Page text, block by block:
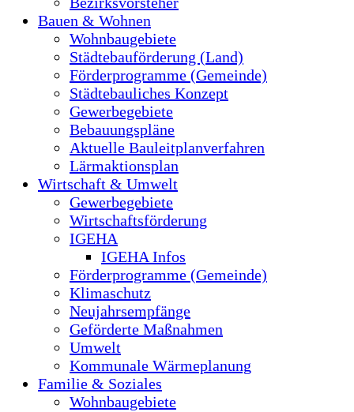
Bauen & Wohnen
Wohnbaugebiete
Städtebauförderung (Land)
Förderprogramme (Gemeinde)
Städtebauliches Konzept
Gewerbegebiete
Bebauungspläne
Aktuelle Bauleitplanverfahren
Lärmaktionsplan
Wirtschaft & Umwelt
Gewerbegebiete
Wirtschaftsförderung
IGEHA
IGEHA Infos
Förderprogramme (Gemeinde)
Klimaschutz
Neujahrsempfänge
Geförderte Maßnahmen
Umwelt
Kommunale Wärmeplanung
Familie & Soziales
Wohnbaugebiete